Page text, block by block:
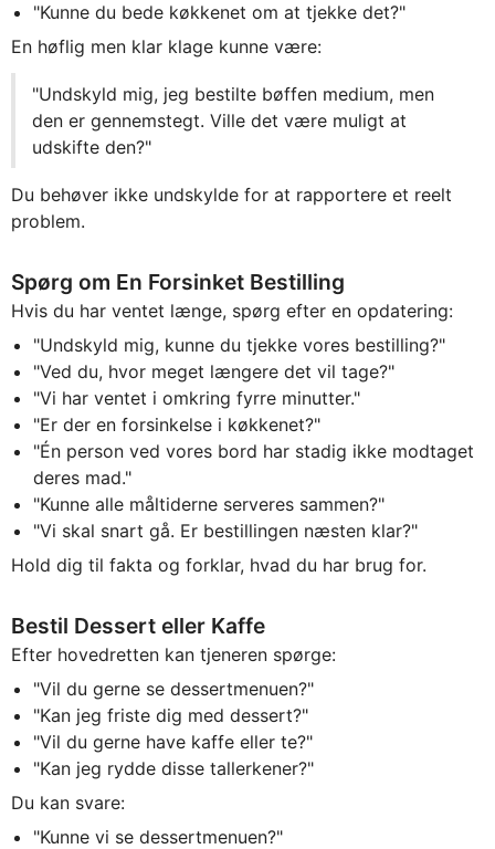
"Kunne du bede køkkenet om at tjekke det?"
En høflig men klar klage kunne være:
"Undskyld mig, jeg bestilte bøffen medium, men
den er gennemstegt. Ville det være muligt at
udskifte den?"
Du behøver ikke undskylde for at rapportere et reelt
problem.
Spørg om En Forsinket Bestilling
Hvis du har ventet længe, spørg efter en opdatering:
"Undskyld mig, kunne du tjekke vores bestilling?"
"Ved du, hvor meget længere det vil tage?"
"Vi har ventet i omkring fyrre minutter."
"Er der en forsinkelse i køkkenet?"
"Én person ved vores bord har stadig ikke modtaget
deres mad."
"Kunne alle måltiderne serveres sammen?"
"Vi skal snart gå. Er bestillingen næsten klar?"
Hold dig til fakta og forklar, hvad du har brug for.
Bestil Dessert eller Kaffe
Efter hovedretten kan tjeneren spørge:
"Vil du gerne se dessertmenuen?"
"Kan jeg friste dig med dessert?"
"Vil du gerne have kaffe eller te?"
"Kan jeg rydde disse tallerkener?"
Du kan svare:
"Kunne vi se dessertmenuen?"